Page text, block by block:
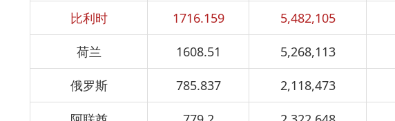
比利时 1716.159 5,482,105
荷兰 1608.51 5,268,113
俄罗斯 785.837 2,118,473